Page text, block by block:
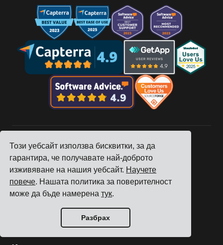
Този уебсайт използва бисквитки, за да
гарантира, че получавате най-доброто
изживяване на нашия уебсайт. Научете
повече. Нашата политика за поверителност
може да бъде намеренатук.
Разбрах
Компания
Проследяване
Цени
Истории на клиенти
Станете партньор